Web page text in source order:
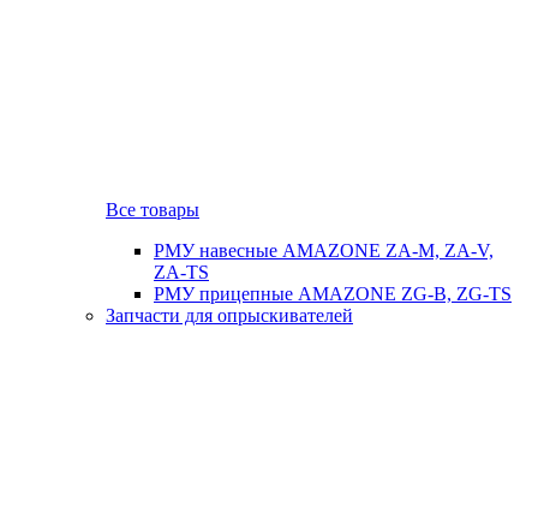
Все товары
РМУ навесные AMAZONE ZA-M, ZA-V,
ZA-TS
РМУ прицепные AMAZONE ZG-B, ZG-TS
Запчасти для опрыскивателей